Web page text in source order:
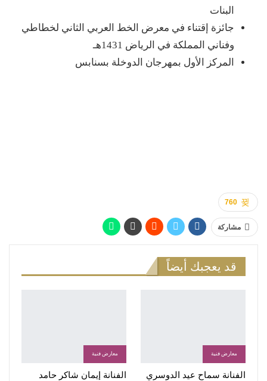
البنات
جائزة إقتناء في معرض الخط العربي الثاني لخطاطي
وفناني المملكة في الرياض 1431هـ
المركز الأول بمهرجان الدوخلة بسنابس
760
مشاركة
قد يعجبك أيضاً
معارض فنية
الفنانة سماح عيد الدوسري
معارض فنية
الفنانة إيمان شاكر حامد